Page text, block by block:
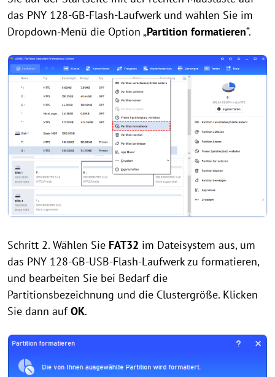
das PNY 128-GB-Flash-Laufwerk und wählen Sie im
Dropdown-Menü die Option „Partition formatieren“.
Schritt 2. Wählen Sie FAT32 im Dateisystem aus, um
das PNY 128-GB-USB-Flash-Laufwerk zu formatieren,
und bearbeiten Sie bei Bedarf die
Partitionsbezeichnung und die Clustergröße. Klicken
Sie dann aufOK.